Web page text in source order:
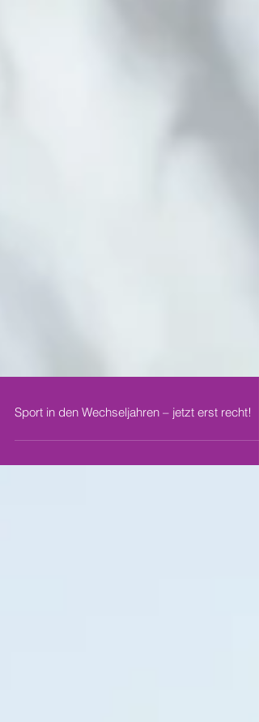
Sport in den Wechseljahren – jetzt erst recht!